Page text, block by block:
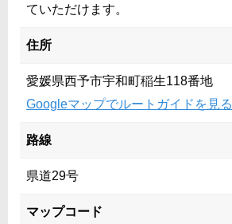
ていただけます。
住所
愛媛県西予市宇和町稲生118番地
Googleマップでルートガイドを見る
路線
県道29号
マップコード